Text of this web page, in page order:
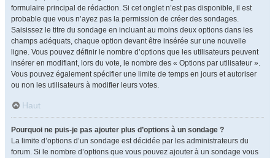
formulaire principal de rédaction. Si cet onglet n’est pas disponible, il est
probable que vous n’ayez pas la permission de créer des sondages.
Saisissez le titre du sondage en incluant au moins deux options dans les
champs adéquats, chaque option devant être insérée sur une nouvelle
ligne. Vous pouvez définir le nombre d’options que les utilisateurs peuvent
insérer en modifiant, lors du vote, le nombre des « Options par utilisateur ».
Vous pouvez également spécifier une limite de temps en jours et autoriser
ou non les utilisateurs à modifier leurs votes.
Haut
Pourquoi ne puis-je pas ajouter plus d’options à un sondage ?
La limite d’options d’un sondage est décidée par les administrateurs du
forum. Si le nombre d’options que vous pouvez ajouter à un sondage vous